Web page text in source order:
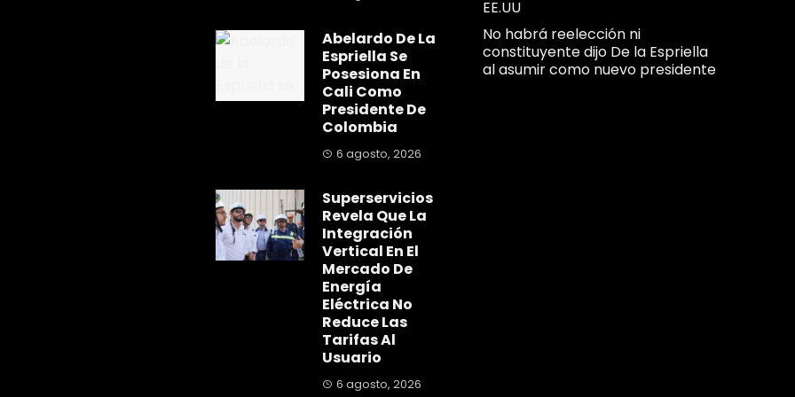
Abelardo De La
Espriella Se
Posesiona En
Cali Como
Presidente De
Colombia
6 agosto, 2026
Superservicios
Revela Que La
Integración
Vertical En El
Mercado De
Energía
Eléctrica No
Reduce Las
Tarifas Al
Usuario
6 agosto, 2026
EE.UU
No habrá reelección ni
constituyente dijo De la Espriella
al asumir como nuevo presidente